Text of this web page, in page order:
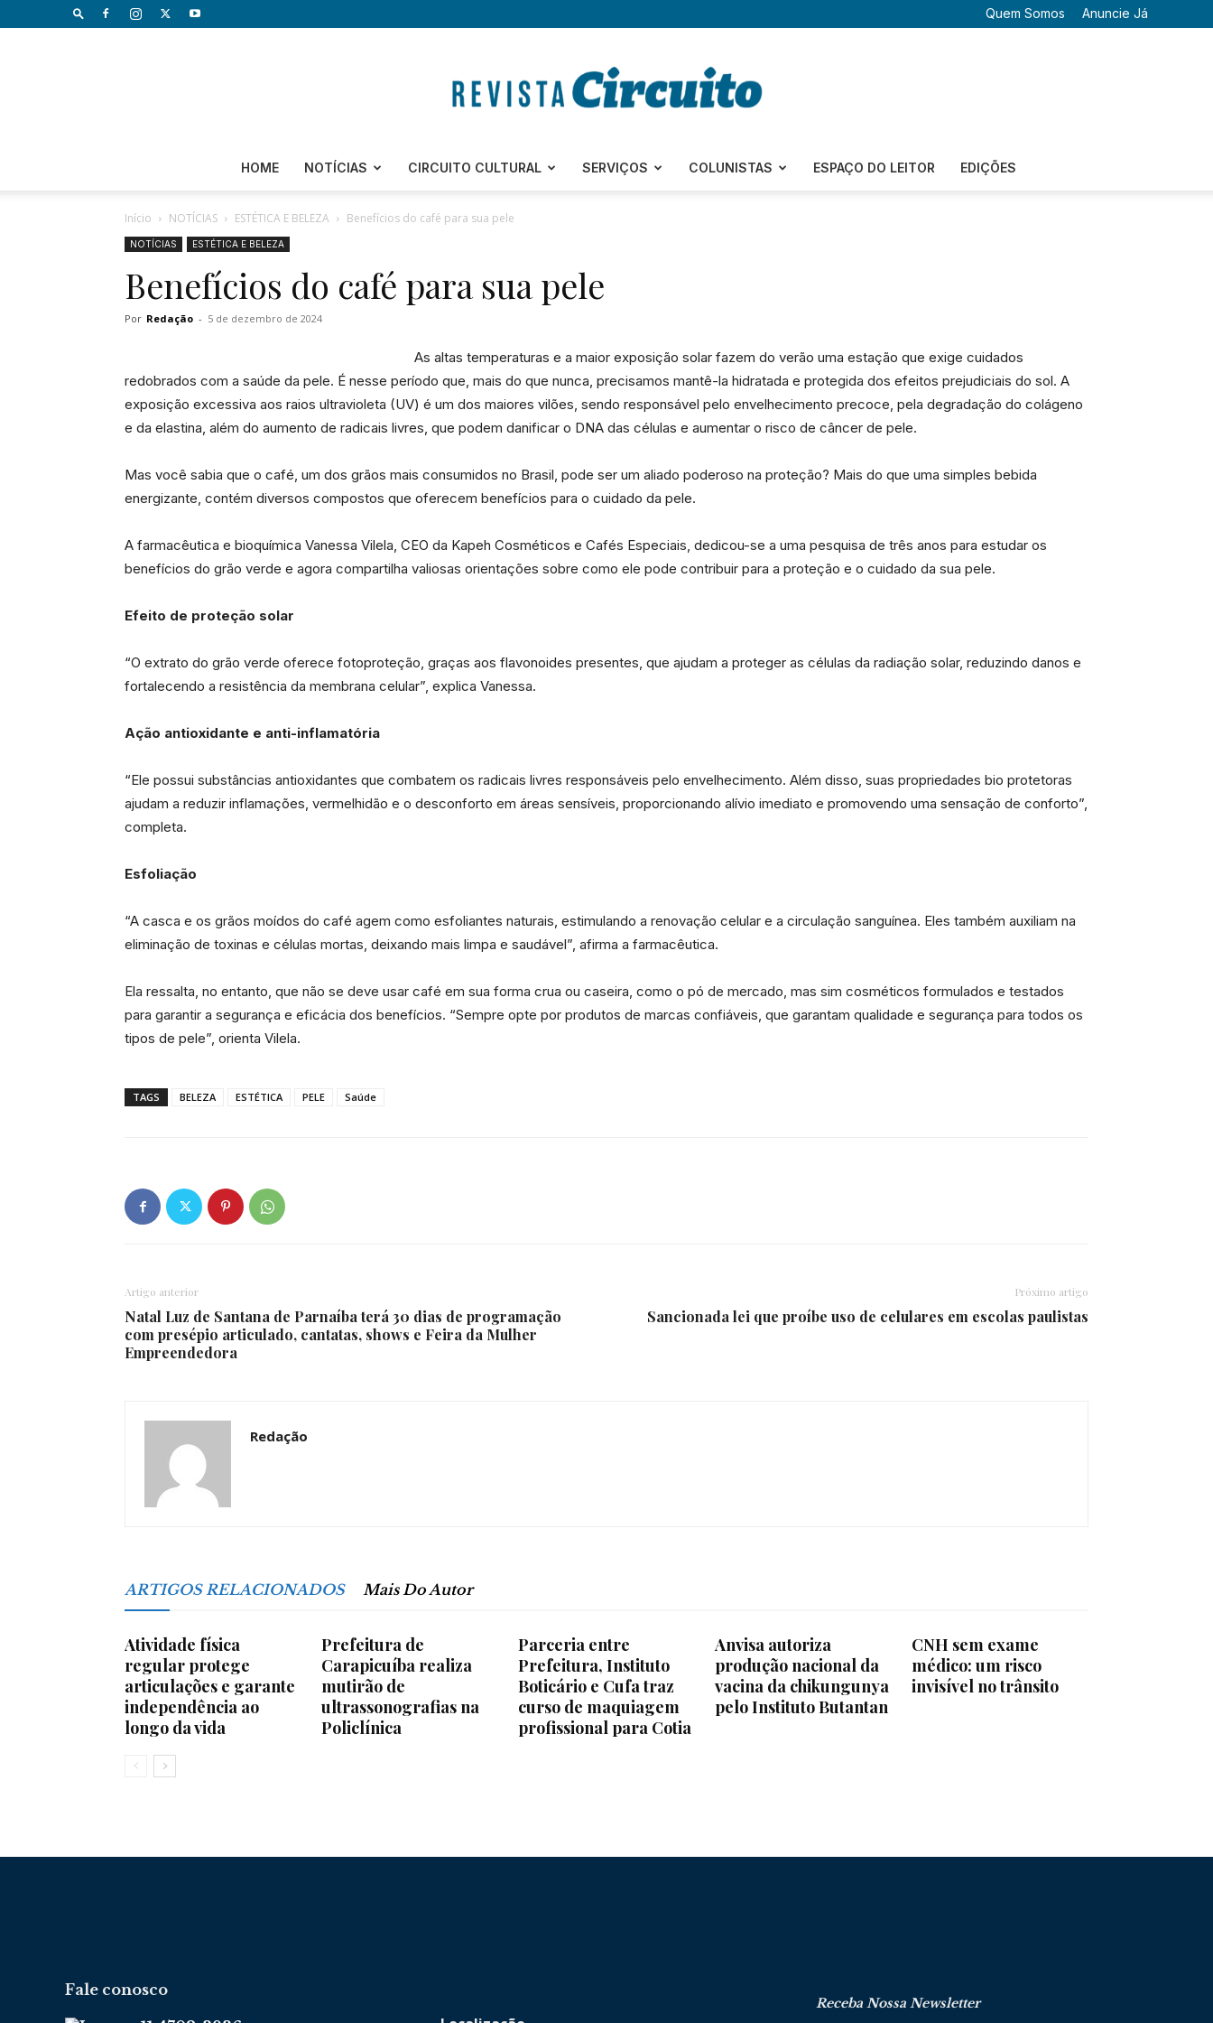
Quem Somos Anuncie Já
Revista
–
Granja
HOME NOTÍCIAS CIRCUITO CULTURAL SERVIÇOS COLUNISTAS ESPAÇO DO LEITOR EDIÇÕES
Início NOTÍCIAS ESTÉTICA E BELEZA Benefícios do café para sua pele
NOTÍCIAS ESTÉTICA E BELEZA
Benefícios do café para sua pele
Por Redação - 5 de dezembro de 2024
As altas temperaturas e a maior exposição solar fazem do verão uma estação que exige cuidados
redobrados com a saúde da pele. É nesse período que, mais do que nunca, precisamos mantê-la hidratada e protegida dos efeitos prejudiciais do sol. A
exposição excessiva aos raios ultravioleta (UV) é um dos maiores vilões, sendo responsável pelo envelhecimento precoce, pela degradação do colágeno
e da elastina, além do aumento de radicais livres, que podem danificar o DNA das células e aumentar o risco de câncer de pele.
Mas você sabia que o café, um dos grãos mais consumidos no Brasil, pode ser um aliado poderoso na proteção? Mais do que uma simples bebida
energizante, contém diversos compostos que oferecem benefícios para o cuidado da pele.
A farmacêutica e bioquímica Vanessa Vilela, CEO da Kapeh Cosméticos e Cafés Especiais, dedicou-se a uma pesquisa de três anos para estudar os
benefícios do grão verde e agora compartilha valiosas orientações sobre como ele pode contribuir para a proteção e o cuidado da sua pele.
Efeito de proteção solar
“O extrato do grão verde oferece fotoproteção, graças aos flavonoides presentes, que ajudam a proteger as células da radiação solar, reduzindo danos e
fortalecendo a resistência da membrana celular”, explica Vanessa.
Ação antioxidante e anti-inflamatória
“Ele possui substâncias antioxidantes que combatem os radicais livres responsáveis pelo envelhecimento. Além disso, suas propriedades bio protetoras
ajudam a reduzir inflamações, vermelhidão e o desconforto em áreas sensíveis, proporcionando alívio imediato e promovendo uma sensação de conforto”,
completa.
Esfoliação
“A casca e os grãos moídos do café agem como esfoliantes naturais, estimulando a renovação celular e a circulação sanguínea. Eles também auxiliam na
eliminação de toxinas e células mortas, deixando mais limpa e saudável”, afirma a farmacêutica.
Ela ressalta, no entanto, que não se deve usar café em sua forma crua ou caseira, como o pó de mercado, mas sim cosméticos formulados e testados
para garantir a segurança e eficácia dos benefícios. “Sempre opte por produtos de marcas confiáveis, que garantam qualidade e segurança para todos os
tipos de pele”, orienta Vilela.
TAGS BELEZA ESTÉTICA PELE Saúde
Artigo anterior
Natal Luz de Santana de Parnaíba terá 30 dias de programação
com presépio articulado, cantatas, shows e Feira da Mulher
Empreendedora
Próximo artigo
Sancionada lei que proíbe uso de celulares em escolas paulistas
Redação
ARTIGOS RELACIONADOS Mais Do Autor
Atividade física
regular protege
articulações e garante
independência ao
longo da vida
Prefeitura de
Carapicuíba realiza
mutirão de
ultrassonografias na
Policlínica
Parceria entre
Prefeitura, Instituto
Boticário e Cufa traz
curso de maquiagem
profissional para Cotia
Anvisa autoriza
produção nacional da
vacina da chikungunya
pelo Instituto Butantan
CNH sem exame
médico: um risco
invisível no trânsito
Fale conosco
Receba Nossa Newsletter